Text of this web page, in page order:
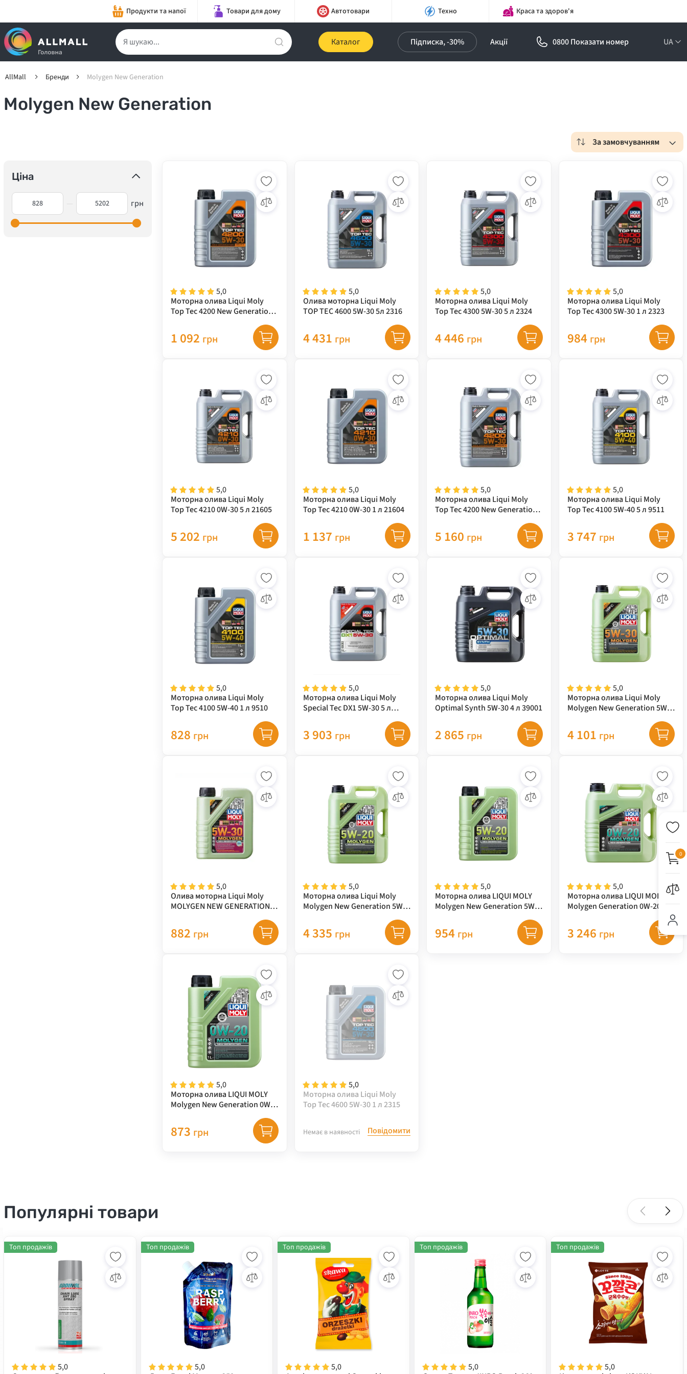
Продукти та напої Товари для дому Автотовари Техно Краса та здоров'я
Каталог Підписка, -30% Акції 0800 Показати номер UA
0
AllMall Бренди Molygen New Generation
Molygen New Generation
За замовчуванням
Ціна
грн
5,0
Моторна олива Liqui Moly
Top Tec 4200 New Generation
1 092 грн
5,0
Олива моторна Liqui Moly
TOP TEC 4600 5W-30 5л 2316
4 431 грн
5,0
Моторна олива Liqui Moly
Top Tec 4300 5W-30 5 л 2324
4 446 грн
5,0
Моторна олива Liqui Moly
Top Tec 4300 5W-30 1 л 2323
984 грн
5,0
Моторна олива Liqui Moly
Top Tec 4210 0W-30 5 л 21605
5 202 грн
5,0
Моторна олива Liqui Moly
Top Tec 4210 0W-30 1 л 21604
1 137 грн
5,0
Моторна олива Liqui Moly
Top Tec 4200 New Generation
5 160 грн
5,0
Моторна олива Liqui Moly
Top Tec 4100 5W-40 5 л 9511
3 747 грн
5,0
Моторна олива Liqui Moly
Top Tec 4100 5W-40 1 л 9510
828 грн
5,0
Моторна олива Liqui Moly
Special Tec DX1 5W-30 5 л
3 903 грн
5,0
Моторна олива Liqui Moly
Optimal Synth 5W-30 4 л 39001
2 865 грн
5,0
Моторна олива Liqui Moly
Molygen New Generation 5W-
4 101 грн
5,0
Олива моторна Liqui Moly
MOLYGEN NEW GENERATION
882 грн
5,0
Моторна олива Liqui Moly
Molygen New Generation 5W-
4 335 грн
5,0
Моторна олива LIQUI MOLY
Molygen New Generation 5W-
954 грн
5,0
Моторна олива LIQUI MOLY
Molygen Generation 0W-20 4 л
3 246 грн
5,0
Моторна олива LIQUI MOLY
Molygen New Generation 0W-
873 грн
5,0
Моторна олива Liqui Moly
Top Tec 4600 5W-30 1 л 2315
Немає в наявності Повідомити
Популярні товари
5,0
Топ продажів
5,0
Топ продажів
5,0
Топ продажів
5,0
Топ продажів
5,0
Топ продажів